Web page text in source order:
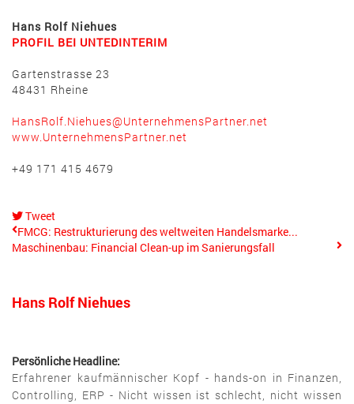
Hans Rolf Niehues
PROFIL BEI UNTEDINTERIM
Gartenstrasse 23
48431 Rheine
HansRolf.Niehues@UnternehmensPartner.net
www.UnternehmensPartner.net
+49 171 415 4679
Tweet
pinterest
FMCG: Restrukturierung des weltweiten Handelsmarke...
Maschinenbau: Financial Clean-up im Sanierungsfall
Hans Rolf Niehues
Persönliche Headline:
Erfahrener kaufmännischer Kopf - hands-on in Finanzen,
Controlling, ERP - Nicht wissen ist schlecht, nicht wissen